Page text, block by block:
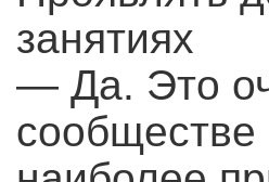
занятиях
— Да. Это